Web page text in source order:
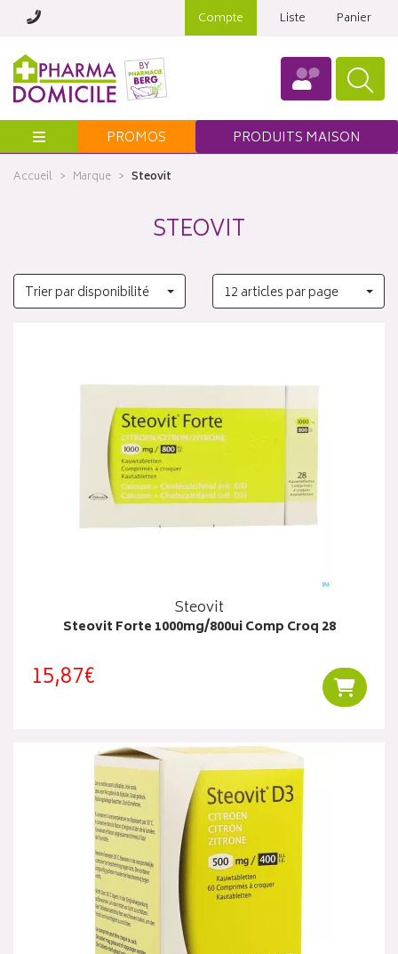
Compte Liste Panier
Menu PROMOS PRODUITS MAISON
Accueil Marque Steovit
STEOVIT
Trier par disponibilité 12 articles par page
Steovit
Steovit Forte 1000mg/800ui Comp Croq 28
15,87€